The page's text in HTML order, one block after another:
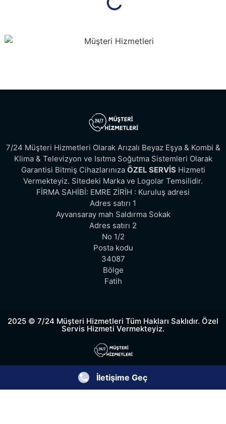
7/24 Müşteri Hizmetleri Olarak Arızalı Beyaz Eşya & Kombi &
Klima & Televizyon ve Isıtma Soğutma Sistemleri Olarak
Garantisi Bitmiş Cihazlarınıza ÖZEL SERVİSHizmeti
Vermekteyiz. Sitedeki Marka ve Logolar Temsilidir.
FİRMA SAHİBİ: EMRE ZİRİH : Kuruluş adresi
Adres satırı 1
Ayvansaray mah Saldırma Sokak
Adres satırı 2
No 1/2
Posta kodu
34087
Bölge
Fatih
2025 © 7/24 Müşteri Hizmetleri Tüm Hakları Saklıdır. Özel
Servis Hizmeti Vermekteyiz.
İletişime Geç